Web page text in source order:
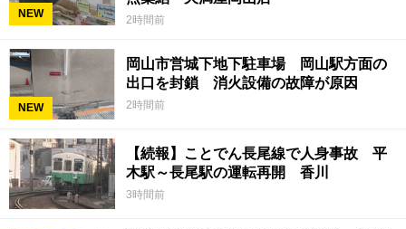
NEW 2時間前
NEW
岡山市営城下地下駐車場 岡山駅方面の
出口を封鎖 消火設備の故障が原因
2時間前
【続報】ことでん長尾線で人身事故 平
木駅～長尾駅の運転再開 香川
3時間前